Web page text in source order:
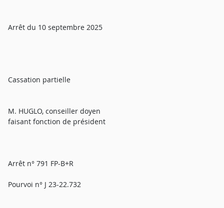
Arrêt du 10 septembre 2025
Cassation partielle
M. HUGLO, conseiller doyen
faisant fonction de président
Arrêt n° 791 FP-B+R
Pourvoi n° J 23-22.732